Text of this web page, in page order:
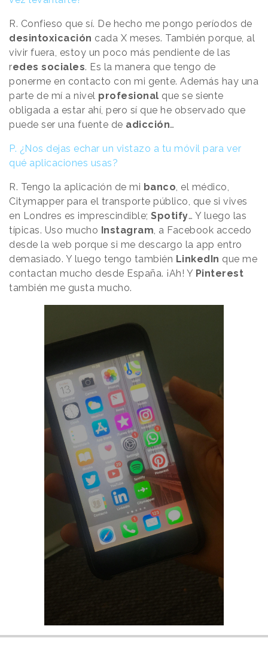
R. Confieso que sí. De hecho me pongo períodos de
desintoxicación cada X meses. También porque, al
vivir fuera, estoy un poco más pendiente de las
redes sociales. Es la manera que tengo de
ponerme en contacto con mi gente. Además hay una
parte de mí a nivel profesional que se siente
obligada a estar ahí, pero sí que he observado que
puede ser una fuente de adicción…
P. ¿Nos dejas echar un vistazo a tu móvil para ver
qué aplicaciones usas?
R. Tengo la aplicación de mi banco, el médico,
Citymapper para el transporte público, que si vives
en Londres es imprescindible; Spotify… Y luego las
típicas. Uso mucho Instagram, a Facebook accedo
desde la web porque si me descargo la app entro
demasiado. Y luego tengo también LinkedIn que me
contactan mucho desde España. ¡Ah! Y Pinterest
también me gusta mucho.